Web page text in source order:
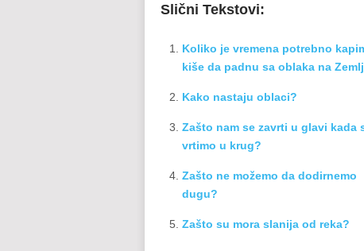
Slični Tekstovi:
Koliko je vremena potrebno
kiše da padnu sa oblaka na
Kako nastaju oblaci?
Zašto nam se zavrti u glavi kada
vrtimo u krug?
Zašto ne možemo da dodirnemo
dugu?
Zašto su mora slanija od reka?